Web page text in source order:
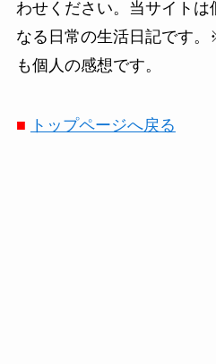
わせください。当サイト
なる日常の生活日記です
も個人の感想です。
■ トップページへ戻る